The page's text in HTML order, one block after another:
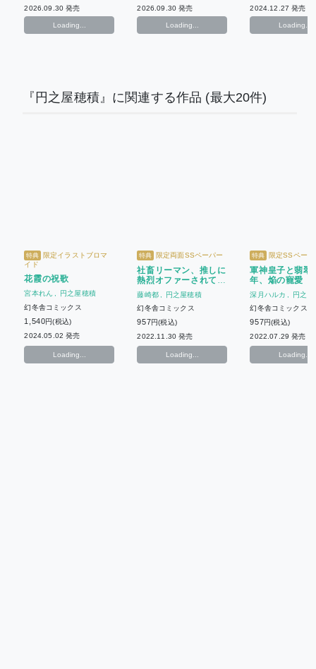
2026.09.30 発売
Loading...
2026.09.30 発売
Loading...
2024.12.27 発売
Loading...
『円之屋穂積』に関連する作品 (最大20件)
特典
限定イラストブロマ
イド
花霞の祝歌
宮本れん
円之屋穂積
幻冬舎コミックス
1,540円(税込)
2024.05.02 発売
Loading...
特典 限定両面SSペーパー
社畜リーマン、推しに
熱烈オファーされてま
す
藤崎都
円之屋穂積
幻冬舎コミックス
957円(税込)
2022.11.30 発売
Loading...
特典 限定SSペーパ
軍神皇子と翡翠
年、焔の寵愛
深月ハルカ
円之屋
幻冬舎コミックス
957円(税込)
2022.07.29 発売
Loading...